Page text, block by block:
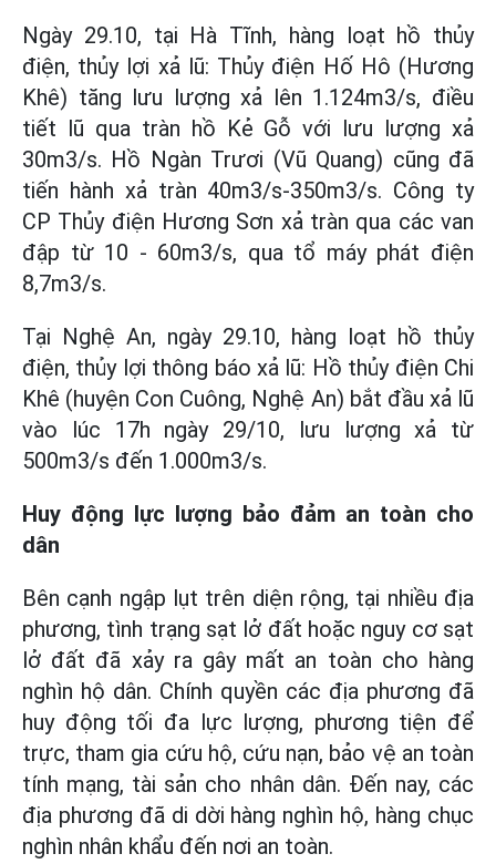
Ngày 29.10, tại Hà Tĩnh, hàng loạt hồ thủy
điện, thủy lợi xả lũ: Thủy điện Hố Hô (Hương
Khê) tăng lưu lượng xả lên 1.124m3/s, điều
tiết lũ qua tràn hồ Kẻ Gỗ với lưu lượng xả
30m3/s. Hồ Ngàn Trươi (Vũ Quang) cũng đã
tiến hành xả tràn 40m3/s-350m3/s. Công ty
CP Thủy điện Hương Sơn xả tràn qua các van
đập từ 10 - 60m3/s, qua tổ máy phát điện
8,7m3/s.
Tại Nghệ An, ngày 29.10, hàng loạt hồ thủy
điện, thủy lợi thông báo xả lũ: Hồ thủy điện Chi
Khê (huyện Con Cuông, Nghệ An) bắt đầu xả lũ
vào lúc 17h ngày 29/10, lưu lượng xả từ
500m3/s đến 1.000m3/s.
Huy động lực lượng bảo đảm an toàn cho
dân
Bên cạnh ngập lụt trên diện rộng, tại nhiều địa
phương, tình trạng sạt lở đất hoặc nguy cơ sạt
lở đất đã xảy ra gây mất an toàn cho hàng
nghìn hộ dân. Chính quyền các địa phương đã
huy động tối đa lực lượng, phương tiện để
trực, tham gia cứu hộ, cứu nạn, bảo vệ an toàn
tính mạng, tài sản cho nhân dân. Đến nay, các
địa phương đã di dời hàng nghìn hộ, hàng chục
nghìn nhân khẩu đến nơi an toàn.